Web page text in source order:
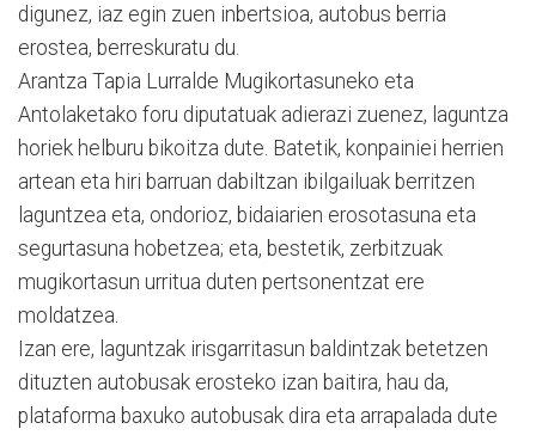
digunez, iaz egin zuen inbertsioa, autobus berria
erostea, berreskuratu du.
Arantza Tapia Lurralde Mugikortasuneko eta
Antolaketako foru diputatuak adierazi zuenez, laguntza
horiek helburu bikoitza dute. Batetik, konpainiei herrien
artean eta hiri barruan dabiltzan ibilgailuak berritzen
laguntzea eta, ondorioz, bidaiarien erosotasuna eta
segurtasuna hobetzea; eta, bestetik, zerbitzuak
mugikortasun urritua duten pertsonentzat ere
moldatzea.
Izan ere, laguntzak irisgarritasun baldintzak betetzen
dituzten autobusak erosteko izan baitira, hau da,
plataforma baxuko autobusak dira eta arrapalada dute